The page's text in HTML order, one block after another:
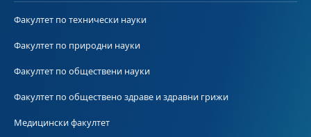
Факултет по технически науки
Факултет по природни науки
Факултет по обществени науки
Факултет по обществено здраве и здравни грижи
Медицински факултет